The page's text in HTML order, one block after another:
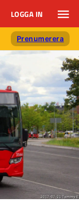
LOGGA IN
Prenumerera